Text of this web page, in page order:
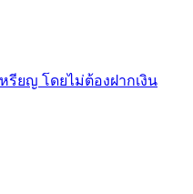
รียญ โดยไม่ต้องฝากเงิน